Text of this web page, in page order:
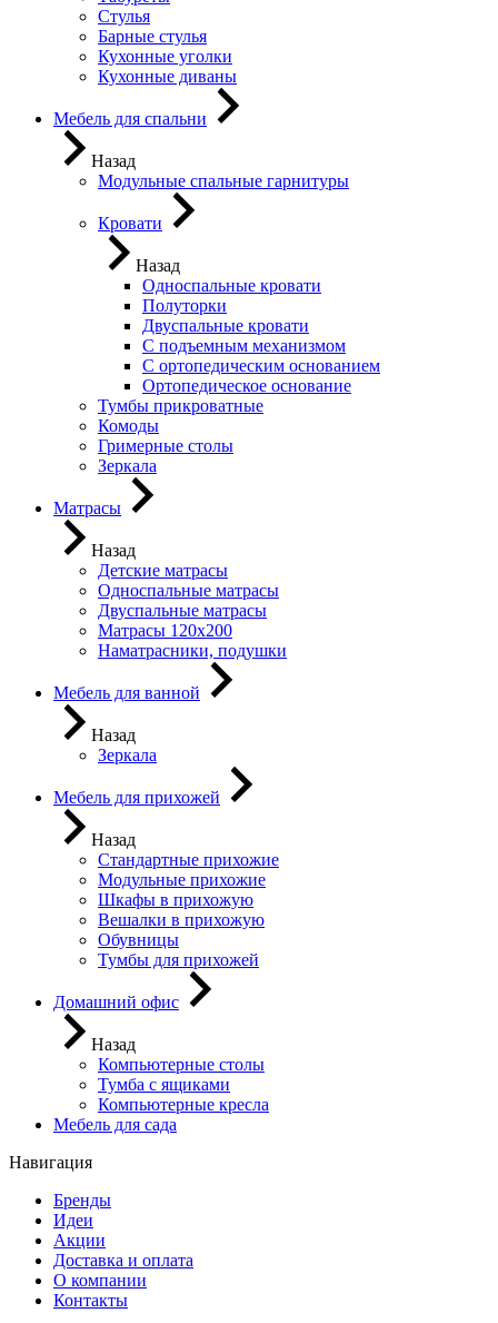
Стулья
Барные стулья
Кухонные уголки
Кухонные диваны
Мебель для спальни
Назад
Модульные спальные гарнитуры
Кровати
Назад
Односпальные кровати
Полуторки
Двуспальные кровати
С подъемным механизмом
С ортопедическим основанием
Ортопедическое основание
Тумбы прикроватные
Комоды
Гримерные столы
Зеркала
Матрасы
Назад
Детские матрасы
Односпальные матрасы
Двуспальные матрасы
Матрасы 120х200
Наматрасники, подушки
Мебель для ванной
Назад
Зеркала
Мебель для прихожей
Назад
Стандартные прихожие
Модульные прихожие
Шкафы в прихожую
Вешалки в прихожую
Обувницы
Тумбы для прихожей
Домашний офис
Назад
Компьютерные столы
Тумба с ящиками
Компьютерные кресла
Мебель для сада
Навигация
Бренды
Идеи
Акции
Доставка и оплата
О компании
Контакты